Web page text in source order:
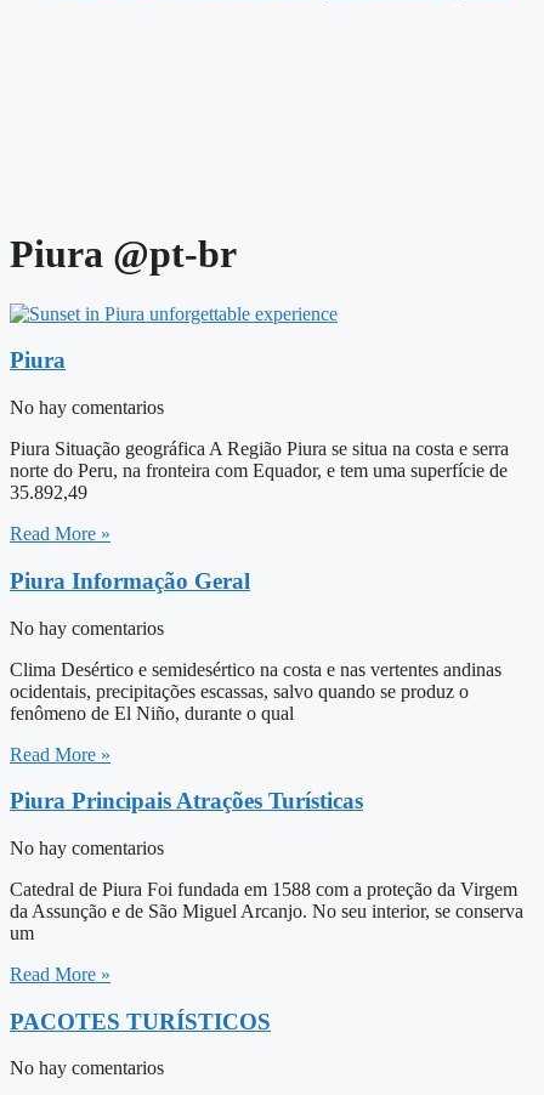
Piura @pt-br
Piura
No hay comentarios
Piura Situação geográfica A Região Piura se situa na costa e serra
norte do Peru, na fronteira com Equador, e tem uma superfície de
35.892,49
Read More »
Piura Informação Geral
No hay comentarios
Clima Desértico e semidesértico na costa e nas vertentes andinas
ocidentais, precipitações escassas, salvo quando se produz o
fenômeno de El Niño, durante o qual
Read More »
Piura Principais Atrações Turísticas
No hay comentarios
Catedral de Piura Foi fundada em 1588 com a proteção da Virgem
da Assunção e de São Miguel Arcanjo. No seu interior, se conserva
um
Read More »
PACOTES TURÍSTICOS
No hay comentarios